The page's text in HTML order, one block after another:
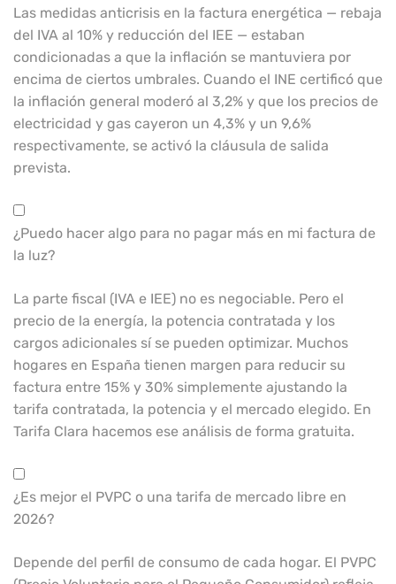
Las medidas anticrisis en la factura energética — rebaja
del IVA al 10% y reducción del IEE — estaban
condicionadas a que la inflación se mantuviera por
encima de ciertos umbrales. Cuando el INE certificó que
la inflación general moderó al 3,2% y que los precios de
electricidad y gas cayeron un 4,3% y un 9,6%
respectivamente, se activó la cláusula de salida
prevista.
¿Puedo hacer algo para no pagar más en mi factura de
la luz?
La parte fiscal (IVA e IEE) no es negociable. Pero el
precio de la energía, la potencia contratada y los
cargos adicionales sí se pueden optimizar. Muchos
hogares en España tienen margen para reducir su
factura entre 15% y 30% simplemente ajustando la
tarifa contratada, la potencia y el mercado elegido. En
Tarifa Clara hacemos ese análisis de forma gratuita.
¿Es mejor el PVPC o una tarifa de mercado libre en
2026?
Depende del perfil de consumo de cada hogar. El PVPC